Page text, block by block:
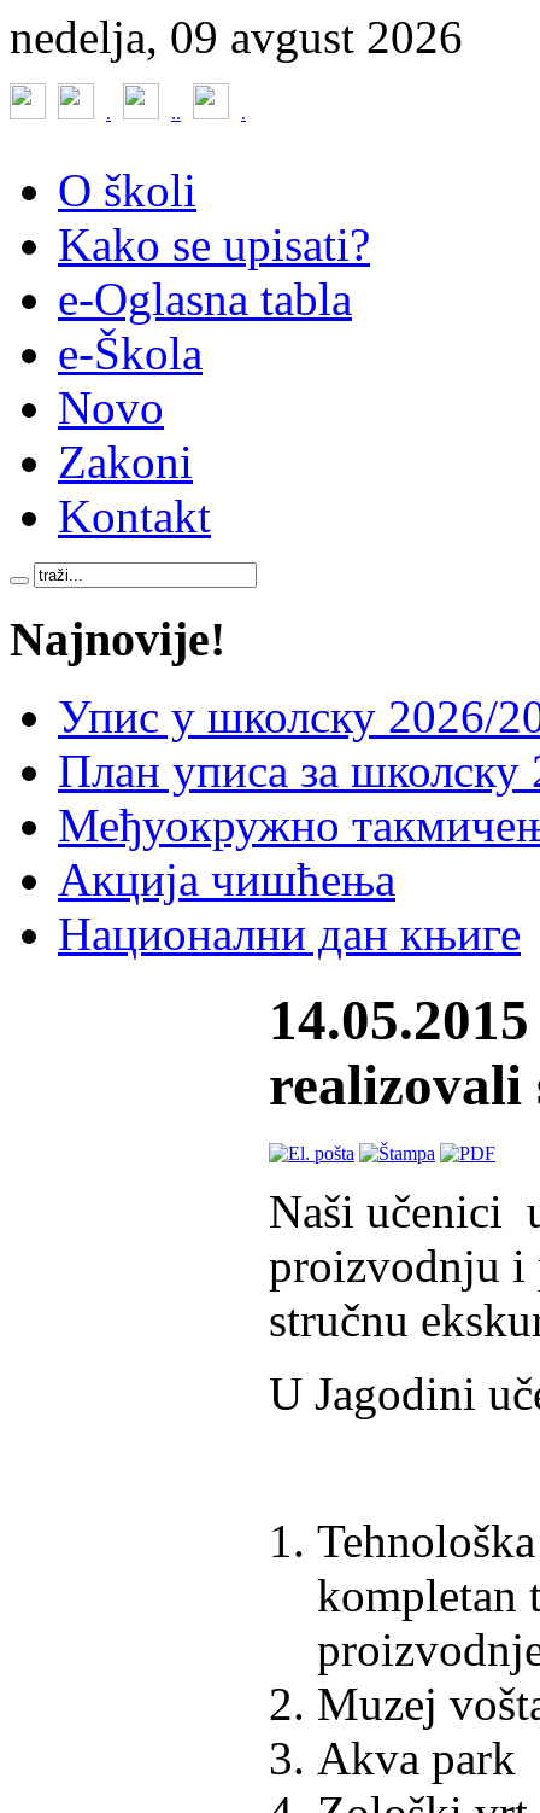
nedelja, 09 avgust 2026
. .. .
O školi
Kako se upisati?
e-Oglasna tabla
e-Škola
Novo
Zakoni
Kontakt
Najnovije!
Упис у школску 2026/
План уписа за школску
Међуокружно
Акција чишћења
Национални дан књиге
Naši učenici
proizvodnju i
stručnu
U Jagodini
kompletan
Muzej
Akva park